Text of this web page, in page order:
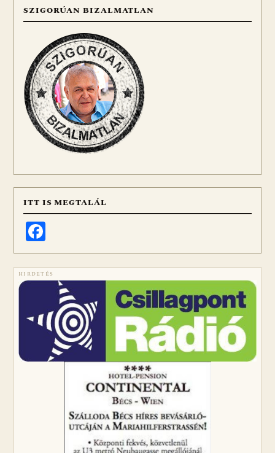
SZIGORÚAN BIZALMATLAN
ITT IS MEGTALÁL
HIRDETÉS